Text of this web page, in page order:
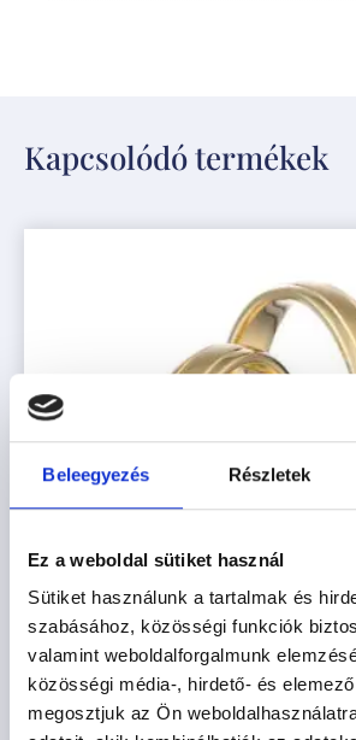
Beleegyezés Részletek
Ez a weboldal sütiket használ
Sütiket használunk a tartalmak és
szabásához, közösségi funkciók
valamint weboldalforgalmunk
közösségi média-, hirdető- és
megosztjuk az Ön
Kapcsolódó termékek